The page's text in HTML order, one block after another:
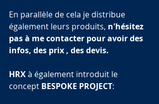
En parallèle de cela je distribue
également leurs produits, n'hésitez
pas à me contacter pour avoir des
infos, des prix , des devis.
HRX à également introduit le
concept BESPOKE PROJECT: